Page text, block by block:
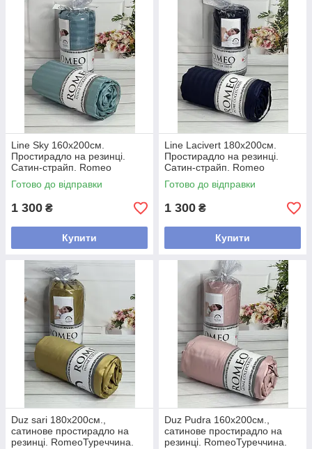
Line Sky 160х200см.
Простирадло на резинці.
Сатин-страйп. Romeo
Туреччина.
Готово до відправки
1 300 ₴
Купити
Line Lacivert 180х200см.
Простирадло на резинці.
Сатин-страйп. Romeo
Туреччина.
Готово до відправки
1 300 ₴
Купити
Duz sari 180х200см.,
сатинове простирадло на
резинці. RomeoТуреччина.
Duz Pudra 160х200см.,
сатинове простирадло на
резинці. RomeoТуреччина.